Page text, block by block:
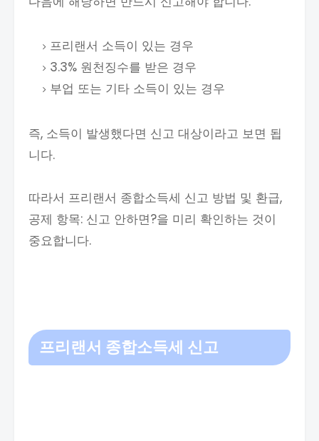
프리랜서 소득이 있는 경우
3.3% 원천징수를 받은 경우
부업 또는 기타 소득이 있는 경우
즉, 소득이 발생했다면 신고 대상이라고 보면 됩
니다.
따라서 프리랜서 종합소득세 신고 방법 및 환급,
공제 항목: 신고 안하면?을 미리 확인하는 것이
중요합니다.
프리랜서 종합소득세 신고